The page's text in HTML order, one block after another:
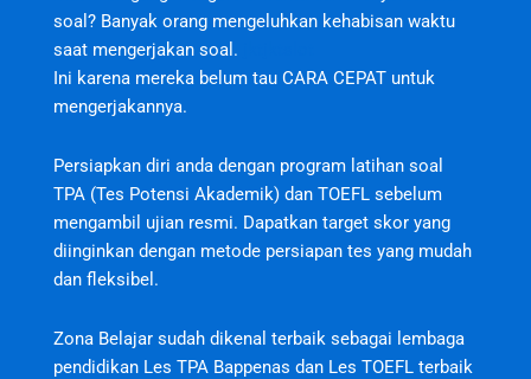
soal? Banyak orang mengeluhkan kehabisan waktu
saat mengerjakan soal.
Ini karena mereka belum tau CARA CEPAT untuk
mengerjakannya.
Persiapkan diri anda dengan program latihan soal
TPA (Tes Potensi Akademik) dan TOEFL sebelum
mengambil ujian resmi. Dapatkan target skor yang
diinginkan dengan metode persiapan tes yang mudah
dan fleksibel.
Zona Belajar sudah dikenal terbaik sebagai lembaga
pendidikan Les TPA Bappenas dan Les TOEFL terbaik